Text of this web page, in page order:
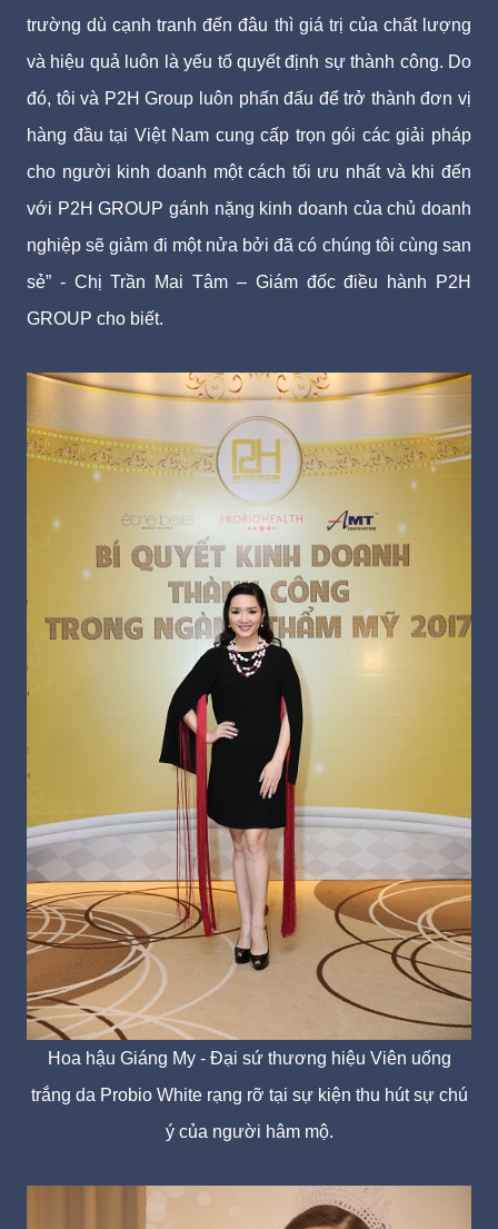
trường dù cạnh tranh đến đâu thì giá trị của chất lượng
và hiệu quả luôn là yếu tố quyết định sự thành công. Do
đó, tôi và P2H Group luôn phấn đấu để trở thành đơn vị
hàng đầu tại Việt Nam cung cấp trọn gói các giải pháp
cho người kinh doanh một cách tối ưu nhất và khi đến
với P2H GROUP gánh nặng kinh doanh của chủ doanh
nghiệp sẽ giảm đi một nửa bởi đã có chúng tôi cùng san
sẻ” - Chị Trần Mai Tâm – Giám đốc điều hành P2H
GROUP cho biết.
Hoa hậu Giáng My - Đại sứ thương hiệu Viên uống
trắng da Probio White rạng rỡ tại sự kiện thu hút sự chú
ý của người hâm mộ.